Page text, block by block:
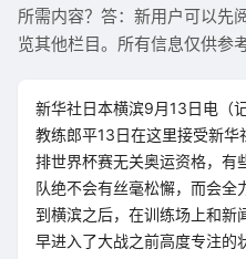
所需内容？答：新用户可以先
览其他栏目。所有信息仅供参
新华社日本横滨9月13日电（
教练郎平13日在这里接受新
排世界杯赛无关奥运资格，有
队绝不会有丝毫松懈，而会全
到横滨之后，在训练场上和新
早进入了大战之前高度专注的